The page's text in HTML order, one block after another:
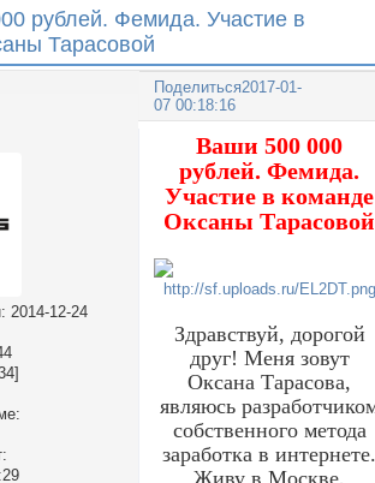
рублей. Фемида. Участие в
Тарасовой
Поделиться2017-01-
07 00:18:16
: 2014-12-24
Ваши 500 000
рублей. Фемида.
Участие в команде
Оксаны Тарасовой
Здравствуй, дорогой
друг! Меня зовут
Оксана Тарасова,
являюсь
собственного метода
заработка в
Живу в Москве,